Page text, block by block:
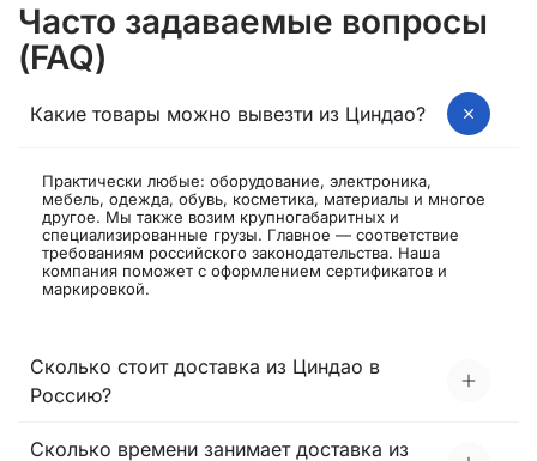
Часто задаваемые вопросы
(FAQ)
Какие товары можно вывезти из Циндао?
Практически любые: оборудование, электроника,
мебель, одежда, обувь, косметика, материалы и многое
другое. Мы также возим крупногабаритных и
специализированные грузы. Главное — соответствие
требованиям российского законодательства. Наша
компания поможет с оформлением сертификатов и
маркировкой.
Сколько стоит доставка из Циндао в
Россию?
Сколько времени занимает доставка из